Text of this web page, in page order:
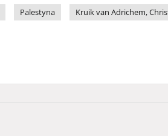
Palestyna Kruik van Adrichem,